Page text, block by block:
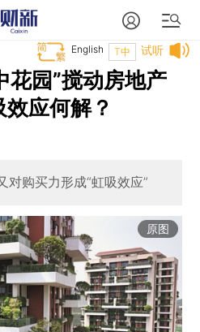
试听
T中
English
花园”搅动房地产
应何解？
对购买力形成“虹吸效应”
原图